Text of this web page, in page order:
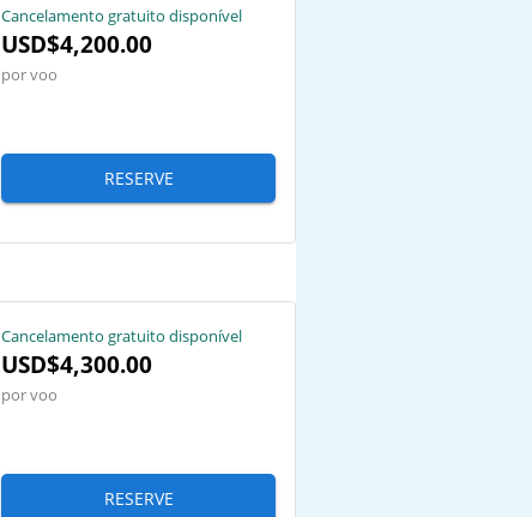
Cancelamento gratuito disponível
USD$4,200.00
por voo
RESERVE
Cancelamento gratuito disponível
USD$4,300.00
por voo
RESERVE